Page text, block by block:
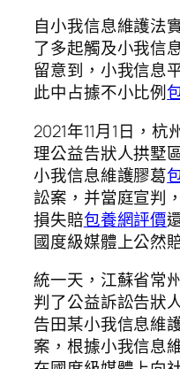
自小我信息維護法
了多起觸及小我信
留意到，小我信息
此中占據不小比例
2021年11月1日，
理公益告狀人拱墅
小我信息維護膠葛
訟案，并當庭宣判
損失賠包養網評價
國度級媒體上公然
統一天，江蘇省常
判了公益訴訟告狀
告田某小我信息維
案，根據小我信息